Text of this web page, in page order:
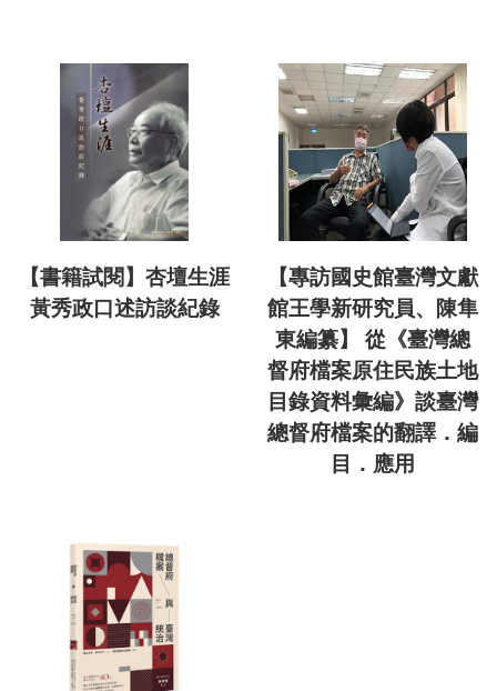
【書籍試閱】杏壇生涯
黃秀政口述訪談紀錄
【專訪國史館臺灣文獻
館王學新研究員、陳隼
東編纂】 從《臺灣總
督府檔案原住民族土地
目錄資料彙編》談臺灣
總督府檔案的翻譯．編
目．應用